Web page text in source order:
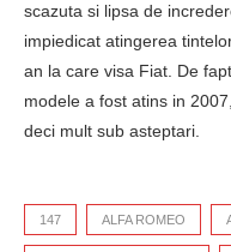
scazuta si lipsa de
impiedicat atingerea
an la care visa Fiat. De
modele a fost atins in
deci mult sub asteptari.
147 ALFA ROMEO